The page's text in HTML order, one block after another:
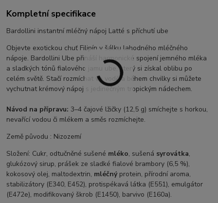
Kompletní specifikace
Bardollini instantní mléčný nápoj Latté s příchutí ube
Objevte exotickou chuť Filipín v šálku lahodného mléčného
nápoje. Bardollini Ube přináší harmonické spojení jemného mléka
a sladkých tónů fialového jamu ube, který si získal oblibu po
celém světě. Stačí rozmíchat ve vodě a během chvilky si můžete
vychutnat krémový nápoj s jedinečným tropickým nádechem.
Návod na přípravu: 3–4 čajové lžičky (12,5 g) smíchejte s horkou,
nevařící vodou či mlékem a směs rozmíchejte.
Země původu : Nizozemí
Složení: Cukr, odtučněné sušené mléko, sušená syrovátka,
glukózový sirup, prášek ze sladké fialové brambory (6,5 %),
kokosový olej, maltodextrin, mléčný protein, přírodní aroma,
stabilizátory (E340, E452), protispékavá látka (E551), emulgátor
(E472e), modifikovaný škrob (E1450), barvivo (E160a).